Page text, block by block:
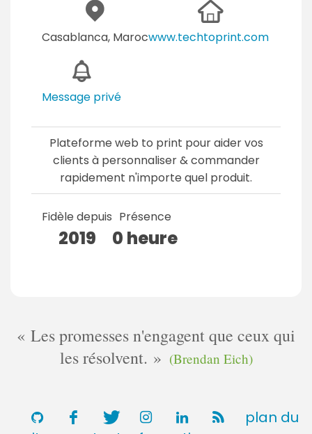
Casablanca, Marocwww.techtoprint.com
Message privé
Plateforme web to print pour aider vos
clients à personnaliser & commander
rapidement n'importe quel produit.
Fidèle depuis
2019
Présence
0 heure
Les promesses n'engagent que ceux qui
les résolvent.
(Brendan Eich)
plan du